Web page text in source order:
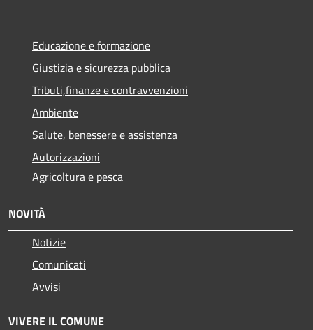
Educazione e formazione
Giustizia e sicurezza pubblica
Tributi,finanze e contravvenzioni
Ambiente
Salute, benessere e assistenza
Autorizzazioni
Agricoltura e pesca
NOVITÀ
Notizie
Comunicati
Avvisi
VIVERE IL COMUNE